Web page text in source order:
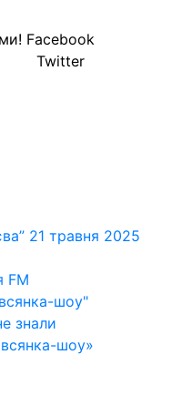
Facebook
Twitter
21 травня 2025
FM
шоу"
знали
шоу»